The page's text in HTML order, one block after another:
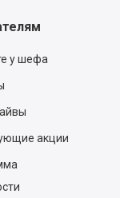
у шефа
акции